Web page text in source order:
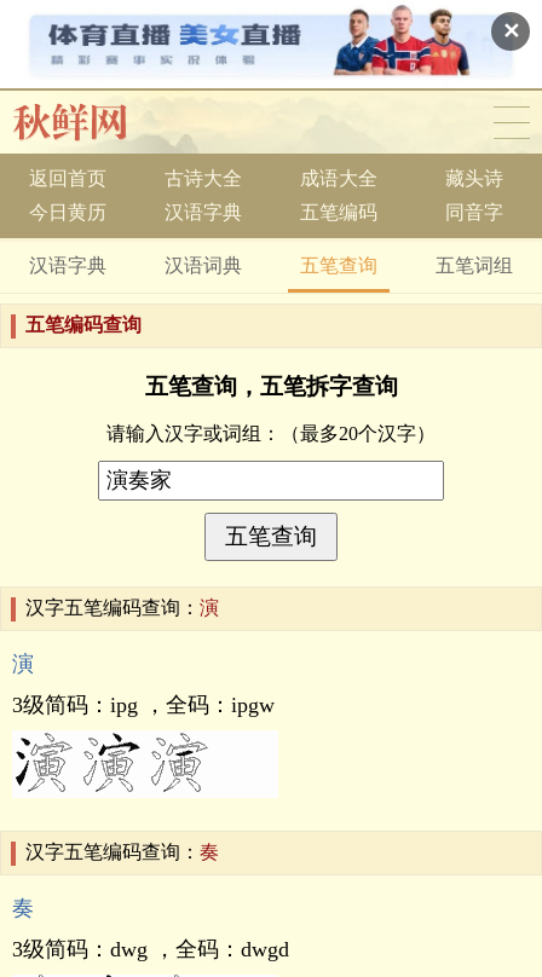
✕
返回首页 古诗大全 成语大全
藏头诗
今日黄历
汉语字典 五笔编码 同音字
汉语字典 汉语词典 五笔查询 五笔词组
五笔编码查询
五笔查询，五笔拆字查询
请输入汉字或词组： （最多20个汉字）
汉字五笔编码查询： 演
演
3级简码： ipg ，全码： ipgw
汉字五笔编码查询： 奏
奏
3级简码： dwg ，全码： dwgd